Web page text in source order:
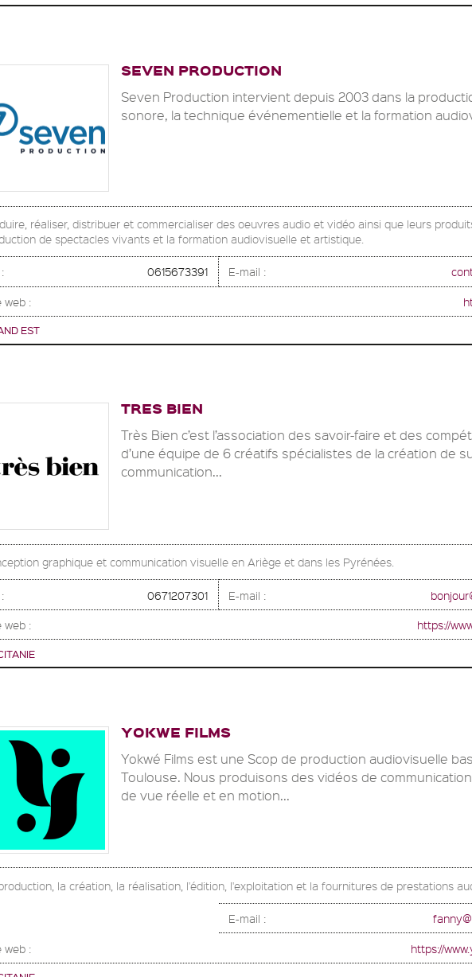
SEVEN PRODUCTION
Seven Production intervient depuis 2003 dans la
sonore, la technique événementielle et la formation
réaliser, distribuer et commercialiser des oeuvres audio et vidéo ainsi que leurs
de spectacles vivants et la formation audiovisuelle et artistique.
0615673391 E-mail :
web :
EST
TRES BIEN
Très Bien c’est l’association des savoir-faire et des
d’une équipe de 6 créatifs spécialistes de la création de
communication...
graphique et communication visuelle en Ariège et dans les Pyrénées.
0671207301 E-mail :
web : https://
YOKWE FILMS
Yokwé Films est une Scop de production audiovisuelle
Toulouse. Nous produisons des vidéos de
de vue réelle et en motion...
la création, la réalisation, l'édition, l'exploitation et la fournitures de prestations
E-mail :
web : https://